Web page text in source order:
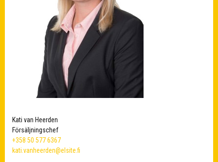
Kati van Heerden
Försäljningschef
+358 50 577 6367
kati.vanheerden@elsite.fi